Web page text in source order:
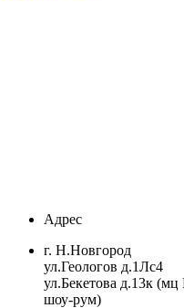
Адрес
г. Н.Новгород
ул.Геологов д.1Лс4
ул.Бекетова д.13к
шоу-рум)